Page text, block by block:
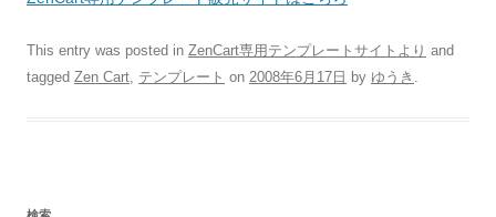
This entry was posted in ZenCart専用テンプレートサイトより and
tagged Zen Cart, テンプレート on 2008年6月17日 by ゆうき .